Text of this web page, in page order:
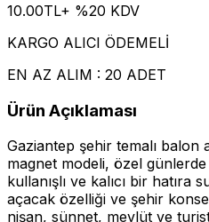
10.00TL+ %20 KDV
KARGO ALICI ÖDEMELİ
EN AZ ALIM : 20 ADET
Ürün Açıklaması
Gaziantep şehir temalı balon
magnet modeli, özel
kullanışlı ve kalıcı bir hatıra
açacak özelliği ve şehir
nişan, sünnet, mevlüt ve